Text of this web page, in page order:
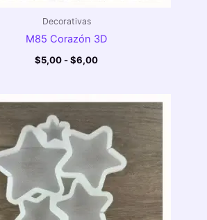
Decorativas
M85 Corazón 3D
$5,00 - $6,00